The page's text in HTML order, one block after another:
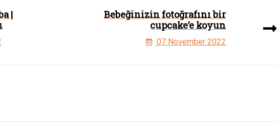
|
Bebeğinizin fotoğrafını bir
cupcake’e koyun
07 November 2022